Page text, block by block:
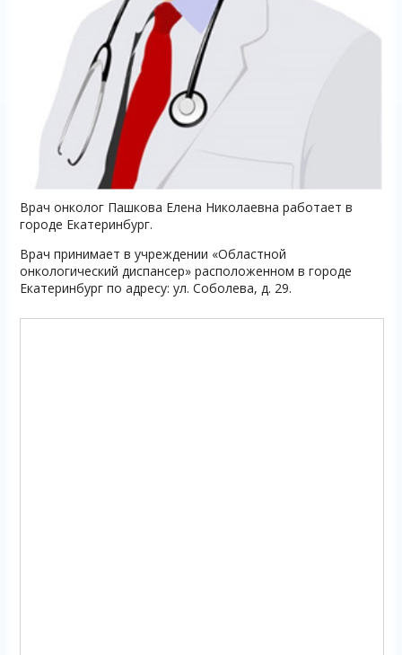
Врач онколог Пашкова Елена Николаевна работает в
городе Екатеринбург.
Врач принимает в учреждении «Областной
онкологический диспансер» расположенном в городе
Екатеринбург по адресу: ул. Соболева, д. 29.